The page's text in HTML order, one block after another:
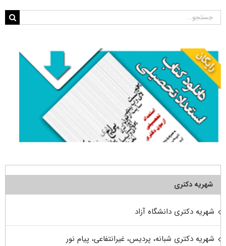
جستجو
شهریه دکتری
شهریه دکتری دانشگاه آزاد
شهریه دکتری شبانه، پردیس، غیرانتفاعی، پیام نور